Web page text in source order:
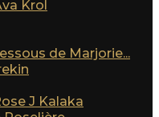
Krol
de Marjorie...
J Kalaka